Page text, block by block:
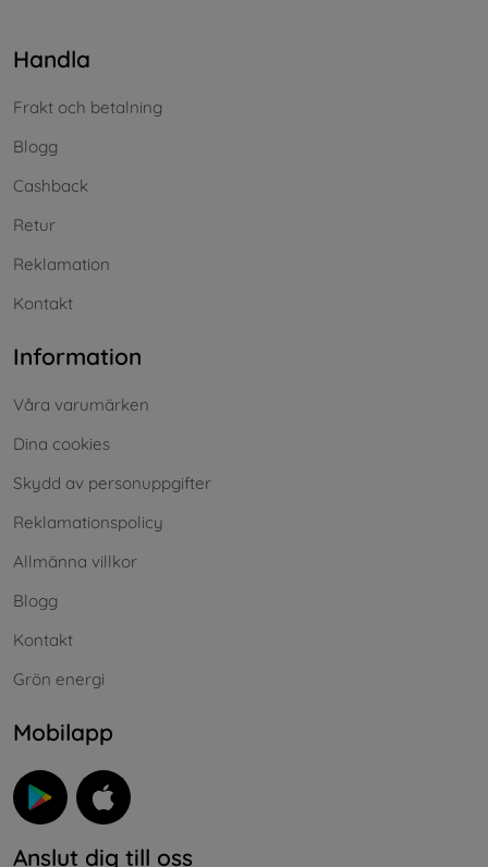
Handla
Frakt och betalning
Blogg
Cashback
Retur
Reklamation
Kontakt
Information
Våra varumärken
Dina cookies
Skydd av personuppgifter
Reklamationspolicy
Allmänna villkor
Blogg
Kontakt
Grön energi
Mobilapp
Anslut dig till oss